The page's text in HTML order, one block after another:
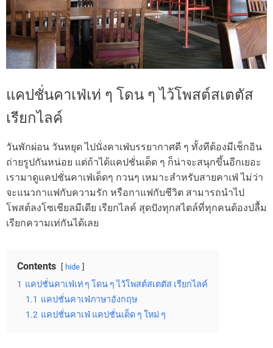
แคปชั่นคาเฟ่เท่ ๆ โดน ๆ ไว้โพสต์สเตตัส
เรียกไลค์
วันพักผ่อน วันหยุด ไปนั่งคาเฟ่บรรยากาศดี ๆ ทั้งทีต้องมีเช็กอิน
ถ่ายรูปกันหน่อย แต่ถ้าได้แคปชั่นเด็ด ๆ ก็น่าจะสนุกขึ้นอีกเยอะ
เรามาดูแคปชั่นคาเฟ่เด็ดๆ กวนๆ เหมาะสำหรับสายคาเฟ่ ไม่ว่า
จะแนวกาแฟกับความรัก หรือกาแฟกับชีวิต สามารถนำไป
โพสต์ลงโซเชียลมีเดีย เรียกไลค์ สุดปังทุกสไตล์ที่ทุกคนต้องปลื้ม
เรียกความเท่กันได้เลย
Contents hide
1 แคปชั่นคาเฟ่เท่ ๆ โดน ๆ ไว้โพสต์สเตตัส เรียกไลค์
1.1 แคปชั่นคาเฟ่ภาษาอังกฤษ
1.2 แคปชั่นคาเฟ่ แคปชั่นเด็ด ๆ ใหม่ ๆ